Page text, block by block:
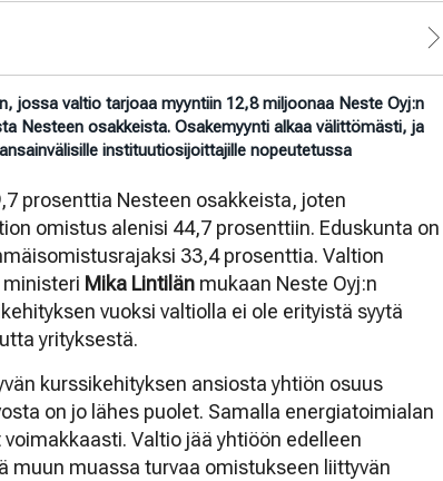
jossa valtio tarjoaa myyntiin 12,8 miljoonaa Neste Oyj:n
Nesteen osakkeista. Osakemyynti alkaa välittömästi, ja
instituutiosijoittajille nopeutetussa
prosenttia Nesteen osakkeista, joten
omistus alenisi 44,7 prosenttiin. Eduskunta on
33,4 prosenttia. Valtion
Mika Lintilän mukaan Neste Oyj:n
vuoksi valtiolla ei ole erityistä syytä
yrityksestä.
kurssikehityksen ansiosta yhtiön osuus
on jo lähes puolet. Samalla energiatoimialan
Valtio jää yhtiöön edelleen
muun muassa turvaa omistukseen liittyvän